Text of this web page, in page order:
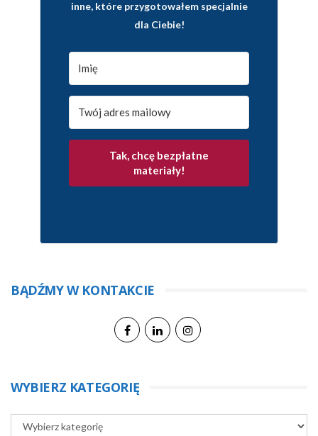
inne, które przygotowałem specjalnie
dla Ciebie!
Tak, chcę bezpłatne
materiały!
BĄDŹMY W KONTAKCIE
WYBIERZ KATEGORIĘ